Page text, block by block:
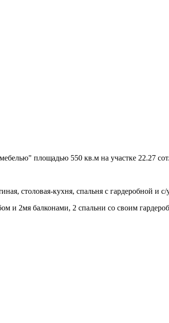
площадью 550 кв.м на участке 22.27
столовая-кухня, спальня с гардеробной и
и 2мя балконами, 2 спальни со своим